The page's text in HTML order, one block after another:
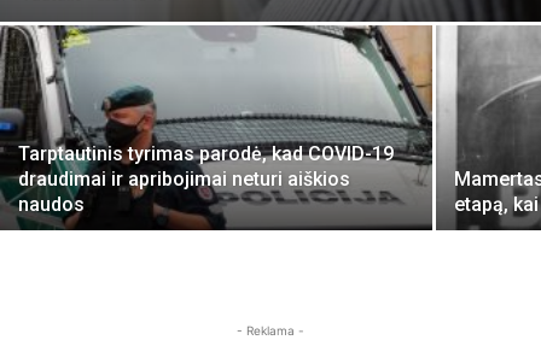
Tarptautinis tyrimas parodė, kad COVID-19
draudimai ir apribojimai neturi aiškios
naudos
etapą,
- Reklama -